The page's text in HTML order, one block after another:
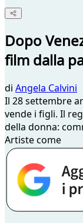
Dopo
film dalla
di Angela Calvini
Il 28 settembre
vende i figli. Il
della donna:
Artiste come